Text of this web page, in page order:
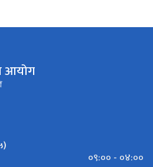
आयोग
०९:०० - ०४:००